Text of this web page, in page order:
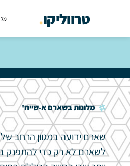
טרווליקו.
מלונות בשארם א-שייח'
שארם ידועה במגוון הרחב
לשארם לא רק כדי להתפנק